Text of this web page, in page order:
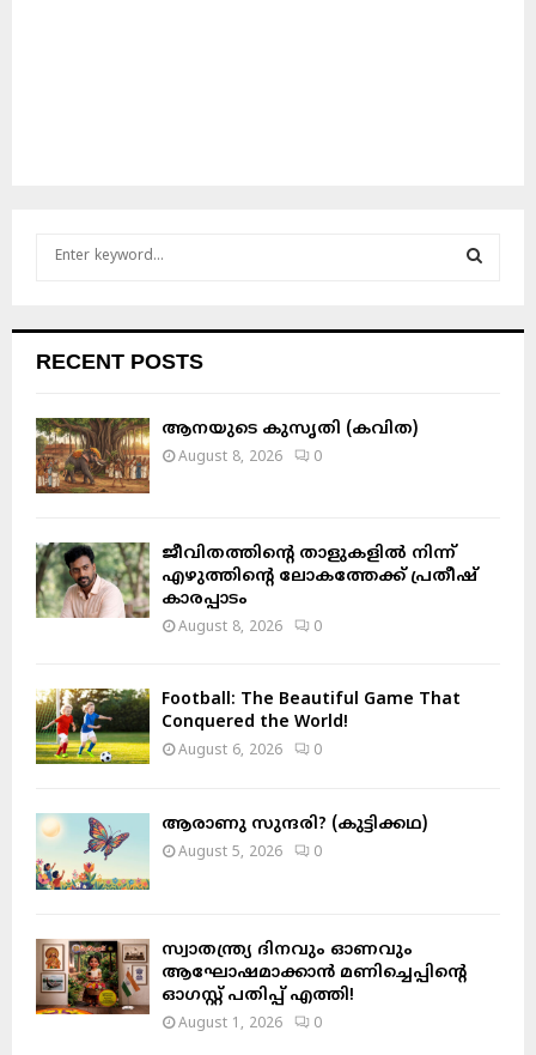
h
o
r
:
RECENT POSTS
ആനയുടെ കുസൃതി (കവിത)
August 8, 2026 0
ജീവിതത്തിന്റെ താളുകളിൽ നിന്ന്
എഴുത്തിന്റെ ലോകത്തേക്ക് പ്രതീഷ്
കാരപ്പാടം
August 8, 2026 0
Football: The Beautiful Game That
Conquered the World!
August 6, 2026 0
ആരാണു സുന്ദരി? (കുട്ടിക്കഥ)
August 5, 2026 0
സ്വാതന്ത്ര്യ ദിനവും ഓണവും
ആഘോഷമാക്കാൻ മണിച്ചെപ്പിന്റെ
ഓഗസ്റ്റ് പതിപ്പ് എത്തി!
August 1, 2026 0